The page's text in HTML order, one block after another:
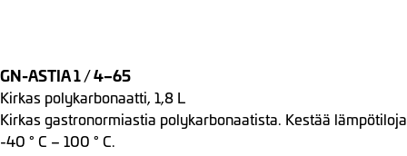
GN-ASTIA 1 / 4–65
Kirkas polykarbonaatti, 1,8 L
Kirkas gastronormiastia polykarbonaatista. Kestää lämpötiloja
-40 ° C – 100 ° C.